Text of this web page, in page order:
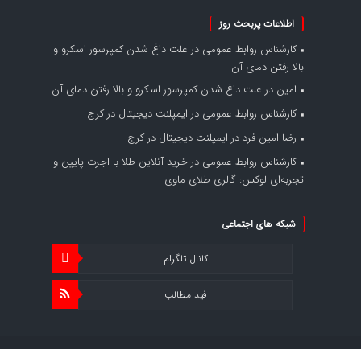
اطلاعات پربحث روز
کارشناس روابط عمومی در علت داغ شدن کمپرسور اسکرو و
بالا رفتن دمای آن
امین در علت داغ شدن کمپرسور اسکرو و بالا رفتن دمای آن
کارشناس روابط عمومی در ایمپلنت دیجیتال در کرج
رضا امین فرد در ایمپلنت دیجیتال در کرج
کارشناس روابط عمومی در خرید آنلاین طلا با اجرت پایین و
تجربه‌ای لوکس: گالری طلای ماوی
شبکه های اجتماعی
کانال تلگرام
فید مطالب